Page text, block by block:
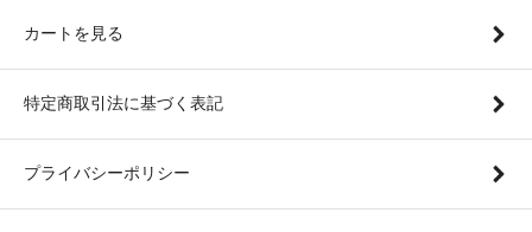
カートを見る
特定商取引法に基づく表記
プライバシーポリシー